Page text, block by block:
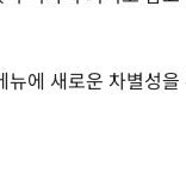
에 새로운 차별성